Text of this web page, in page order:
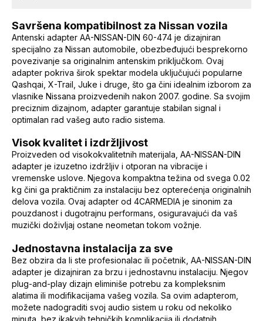
Savršena kompatibilnost za Nissan vozila
Antenski adapter AA-NISSAN-DIN 60-474 je dizajniran
specijalno za Nissan automobile, obezbeđujući besprekorno
povezivanje sa originalnim antenskim priključkom. Ovaj
adapter pokriva širok spektar modela uključujući popularne
Qashqai, X-Trail, Juke i druge, što ga čini idealnim izborom za
vlasnike Nissana proizvedenih nakon 2007. godine. Sa svojim
preciznim dizajnom, adapter garantuje stabilan signal i
optimalan rad vašeg auto radio sistema.
Visok kvalitet i izdržljivost
Proizveden od visokokvalitetnih materijala, AA-NISSAN-DIN
adapter je izuzetno izdržljiv i otporan na vibracije i
vremenske uslove. Njegova kompaktna težina od svega 0.02
kg čini ga praktičnim za instalaciju bez opterećenja originalnih
delova vozila. Ovaj adapter od 4CARMEDIA je sinonim za
pouzdanost i dugotrajnu performans, osiguravajući da vaš
muzički doživljaj ostane neometan tokom vožnje.
Jednostavna instalacija za sve
Bez obzira da li ste profesionalac ili početnik, AA-NISSAN-DIN
adapter je dizajniran za brzu i jednostavnu instalaciju. Njegov
plug-and-play dizajn eliminiše potrebu za kompleksnim
alatima ili modifikacijama vašeg vozila. Sa ovim adapterom,
možete nadograditi svoj audio sistem u roku od nekoliko
minuta, bez ikakvih tehničkih komplikacija ili dodatnih